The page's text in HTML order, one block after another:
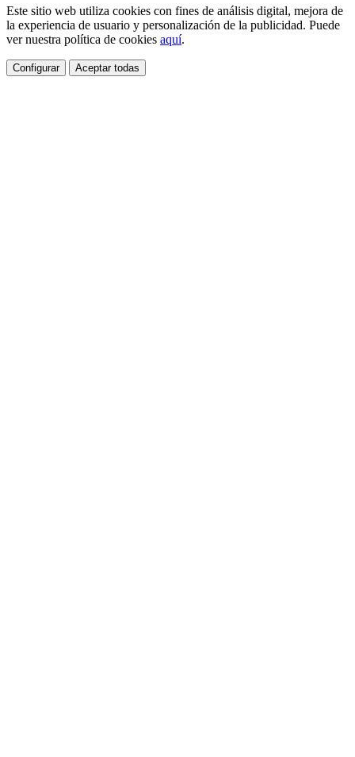
Este sitio web utiliza cookies con fines de análisis digital, mejora de
la experiencia de usuario y personalización de la publicidad. Puede
ver nuestra política de cookies aquí.
Configurar Aceptar todas